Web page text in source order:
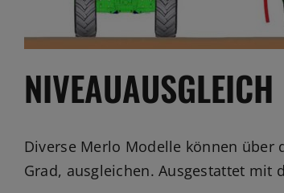
NIVEAUAUSGLEICH
Diverse Merlo Modelle können über
Grad, ausgleichen. Ausgestattet mit